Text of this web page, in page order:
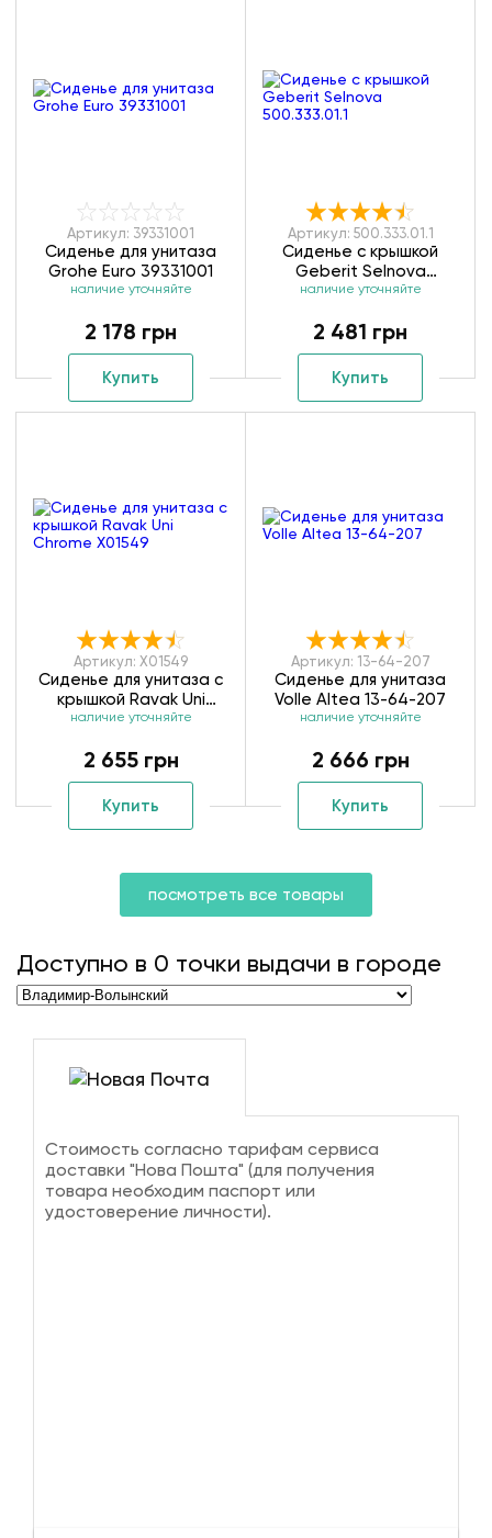
Артикул: 39331001
Сиденье для унитаза
Grohe Euro 39331001
наличие уточняйте
2 178 грн
Купить
Артикул: 500.333.01.1
Сиденье с крышкой
Geberit Selnova
500.333.01.1
наличие уточняйте
2 481 грн
Купить
Артикул: X01549
Сиденье для унитаза с
крышкой Ravak Uni
Chrome X01549
наличие уточняйте
2 655 грн
Купить
Артикул: 13-64-207
Сиденье для унитаза
Volle Altea 13-64-207
наличие уточняйте
2 666 грн
Купить
посмотреть все товары
Доступно в 0 точки выдачи в городе
Стоимость согласно тарифам сервиса
доставки "Нова Пошта" (для получения
товара необходим паспорт или
удостоверение личности).